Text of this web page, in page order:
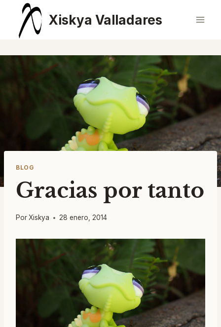
Saltar
contenido
Xiskya Valladares
BLOG
Gracias por tanto
PorXiskya 28 enero, 2014